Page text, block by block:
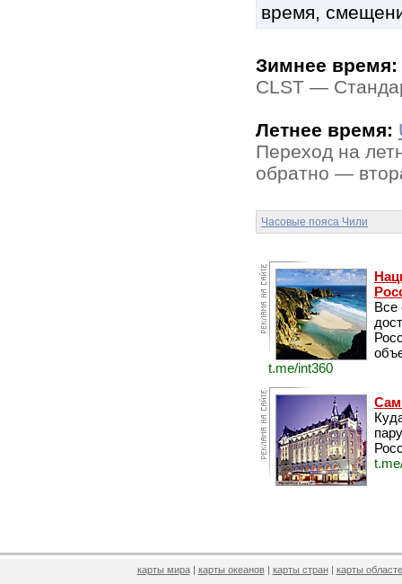
время,
Зимнее время:
CLST —
Летнее время:
Переход на
обратно —
Часовые пояса Чили
Все
t.me/int360
карты мира| карты океанов| карты стран| карты